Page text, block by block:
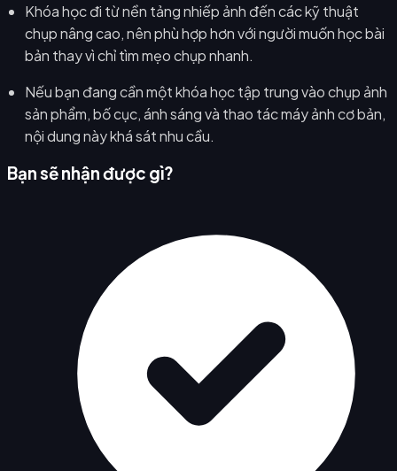
Khóa học đi từ nền tảng nhiếp ảnh đến các kỹ thuật
chụp nâng cao, nên phù hợp hơn với người muốn học bài
bản thay vì chỉ tìm mẹo chụp nhanh.
Nếu bạn đang cần một khóa học tập trung vào chụp ảnh
sản phẩm, bố cục, ánh sáng và thao tác máy ảnh cơ bản,
nội dung này khá sát nhu cầu.
Bạn sẽ nhận được gì?